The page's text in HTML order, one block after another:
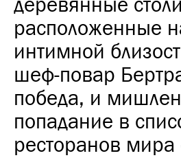
деревянные
расположенные
интимной
шеф-повар
победа, и
попадание в
ресторанов